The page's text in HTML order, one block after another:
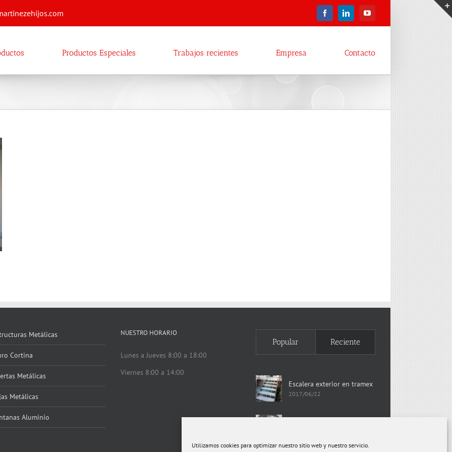
Utilizamos cookies para optimizar nuestro sitio web y nuestro servicio.
FacebookLinkedInYouTube
Productos Especiales Trabajos recientes Empresa Contacto
Metálicas
Cortina
Metálicas
Metálicas
Aluminio
NUESTRO HORARIO
Lunes a Jueves 8:00 a 18:00
Viernes 8:00 a 14:00
Popular Reciente
Escalera exterior en tramex
2017/06/22